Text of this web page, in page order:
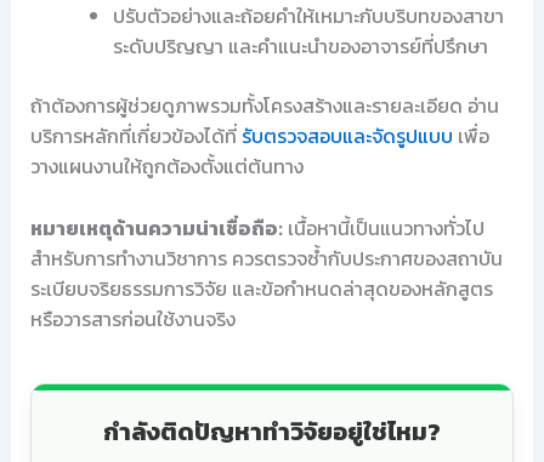
ปรับตัวอย่างและถ้อยคำให้เหมาะกับบริบทของสาขา
ระดับปริญญา และคำแนะนำของอาจารย์ที่ปรึกษา
ถ้าต้องการผู้ช่วยดูภาพรวมทั้งโครงสร้างและรายละเอียด อ่าน
บริการหลักที่เกี่ยวข้องได้ที่ รับตรวจสอบและจัดรูปแบบ เพื่อ
วางแผนงานให้ถูกต้องตั้งแต่ต้นทาง
หมายเหตุด้านความน่าเชื่อถือ: เนื้อหานี้เป็นแนวทางทั่วไป
สำหรับการทำงานวิชาการ ควรตรวจซ้ำกับประกาศของสถาบัน
ระเบียบจริยธรรมการวิจัย และข้อกำหนดล่าสุดของหลักสูตร
หรือวารสารก่อนใช้งานจริง
กำลังติดปัญหาทำวิจัยอยู่ใช่ไหม?